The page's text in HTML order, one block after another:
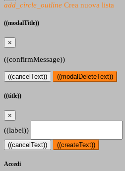
add_circle_outline Crea nuova lista
((modalTitle))
×
((confirmMessage))
((cancelText)) ((modalDeleteText))
((title))
×
((label))
((cancelText)) ((createText))
Accedi